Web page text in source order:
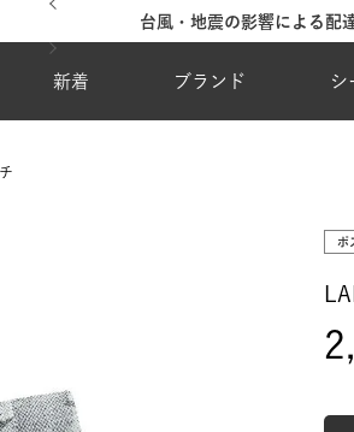
台風・地震の影響による配
新着 ブランド シ
ポ